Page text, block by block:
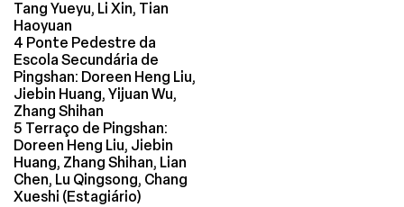
Tang Yueyu, Li Xin, Tian
Haoyuan
4 Ponte Pedestre da
Escola Secundária de
Pingshan: Doreen Heng Liu,
Jiebin Huang, Yijuan Wu,
Zhang Shihan
5 Terraço de Pingshan:
Doreen Heng Liu, Jiebin
Huang, Zhang Shihan, Lian
Chen, Lu Qingsong, Chang
Xueshi (Estagiário)